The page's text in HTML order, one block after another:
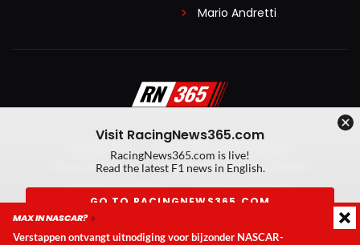
Mario Andretti
Algemene voorwaarden
Privacy Policy
Created by On Your Marks
Privacy manager
Kansspeluitingen
© 2026 RacingNews365. Alle rechten voorbehouden
Visit RacingNews365.com
RacingNews365.com is live!
Read the latest F1 news in English.
GO TO RACINGNEWS365.COM
Don't show again
MAX IN NASCAR?
Verstappen ontvangt uitnodiging voor bijzonder NASCAR-